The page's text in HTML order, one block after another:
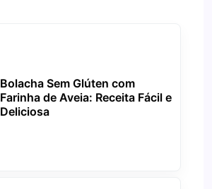
Bolacha Sem Glúten com
Farinha de Aveia: Receita Fácil e
Deliciosa